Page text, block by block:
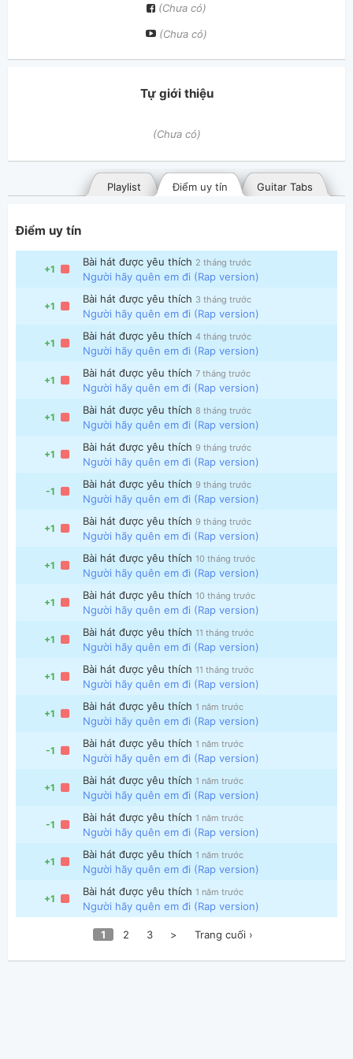
(Chưa có)
(Chưa có)
Tự giới thiệu
(Chưa có)
Guitar Tabs
Điểm uy tín
Playlist
Thông tin chung
Điểm uy tín
+1
Bài hát được yêu thích 2 tháng trước
Người hãy quên em đi (Rap version)
+1
Bài hát được yêu thích 3 tháng trước
Người hãy quên em đi (Rap version)
+1
Bài hát được yêu thích 4 tháng trước
Người hãy quên em đi (Rap version)
+1
Bài hát được yêu thích 7 tháng trước
Người hãy quên em đi (Rap version)
+1
Bài hát được yêu thích 8 tháng trước
Người hãy quên em đi (Rap version)
+1
Bài hát được yêu thích 9 tháng trước
Người hãy quên em đi (Rap version)
-1
Bài hát được yêu thích 9 tháng trước
Người hãy quên em đi (Rap version)
+1
Bài hát được yêu thích 9 tháng trước
Người hãy quên em đi (Rap version)
+1
Bài hát được yêu thích 10 tháng trước
Người hãy quên em đi (Rap version)
+1
Bài hát được yêu thích 10 tháng trước
Người hãy quên em đi (Rap version)
+1
Bài hát được yêu thích 11 tháng trước
Người hãy quên em đi (Rap version)
+1
Bài hát được yêu thích 11 tháng trước
Người hãy quên em đi (Rap version)
+1
Bài hát được yêu thích 1 năm trước
Người hãy quên em đi (Rap version)
-1
Bài hát được yêu thích 1 năm trước
Người hãy quên em đi (Rap version)
+1
Bài hát được yêu thích 1 năm trước
Người hãy quên em đi (Rap version)
-1
Bài hát được yêu thích 1 năm trước
Người hãy quên em đi (Rap version)
+1
Bài hát được yêu thích 1 năm trước
Người hãy quên em đi (Rap version)
+1
Bài hát được yêu thích 1 năm trước
Người hãy quên em đi (Rap version)
1 2 3 > Trang cuối ›